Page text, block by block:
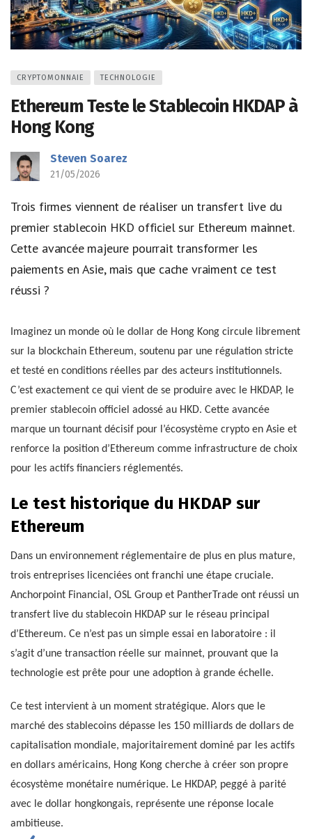
CRYPTOMONNAIE TECHNOLOGIE
Ethereum Teste le Stablecoin HKDAP à
Hong Kong
Steven Soarez
21/05/2026
Trois firmes viennent de réaliser un transfert live du
premier stablecoin HKD officiel sur Ethereum mainnet.
Cette avancée majeure pourrait transformer les
paiements en Asie, mais que cache vraiment ce test
réussi ?
Imaginez un monde où le dollar de Hong Kong circule librement
sur la blockchain Ethereum, soutenu par une régulation stricte
et testé en conditions réelles par des acteurs institutionnels.
C’est exactement ce qui vient de se produire avec le HKDAP, le
premier stablecoin officiel adossé au HKD. Cette avancée
marque un tournant décisif pour l’écosystème crypto en Asie et
renforce la position d’Ethereum comme infrastructure de choix
pour les actifs financiers réglementés.
Le test historique du HKDAP sur
Ethereum
Dans un environnement réglementaire de plus en plus mature,
trois entreprises licenciées ont franchi une étape cruciale.
Anchorpoint Financial, OSL Group et PantherTrade ont réussi un
transfert live du stablecoin HKDAP sur le réseau principal
d’Ethereum. Ce n’est pas un simple essai en laboratoire : il
s’agit d’une transaction réelle sur mainnet, prouvant que la
technologie est prête pour une adoption à grande échelle.
Ce test intervient à un moment stratégique. Alors que le
marché des stablecoins dépasse les 150 milliards de dollars de
capitalisation mondiale, majoritairement dominé par les actifs
en dollars américains, Hong Kong cherche à créer son propre
écosystème monétaire numérique. Le HKDAP, peggé à parité
avec le dollar hongkongais, représente une réponse locale
ambitieuse.